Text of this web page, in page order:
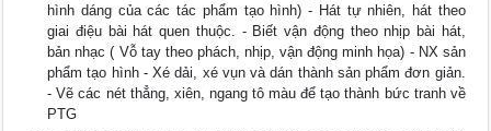
hình dáng của các tác phẩm tạo hình) - Hát tự nhiên, hát theo
giai điệu bài hát quen thuộc. - Biết vận động theo nhịp bài hát,
bản nhạc ( Vỗ tay theo phách, nhịp, vận động minh họa) - NX sản
phẩm tạo hình - Xé dải, xé vụn và dán thành sản phẩm đơn giản.
- Vẽ các nét thẳng, xiên, ngang tô màu để tạo thành bức tranh về
PTG